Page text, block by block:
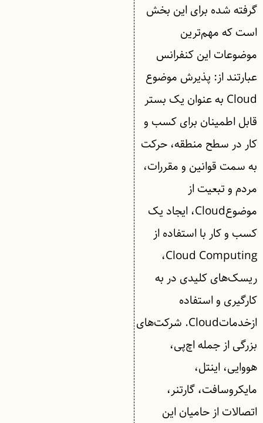
گرفته شده برای این بخش
است که مهم‌‌ترین
موضوعات این کنفرانس
عبارتند از: پذیرش موضوع
Cloud به عنوان یک بستر
قابل اطمینان برای کسب و
کار در سطح منطقه، حرکت
به سمت قوانین و مقررات،
مردم و تبعیت از
موضوعCloud، ایجاد یک
کسب و کار با استفاده از
Cloud Computing،
ریسک‌های کلیدی در به
کارگیری و استفاده
ازخدماتCloud. شرکت‌های
بزرگی از جمله اچ‌پی،
هووایی، اینتل،
مایکروسافت، گارتنر،
اتصالات از حامیان این